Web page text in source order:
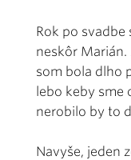
Rok po
neskôr
som bola dlho
lebo keby sme
nerobilo by to
Navyše, jeden